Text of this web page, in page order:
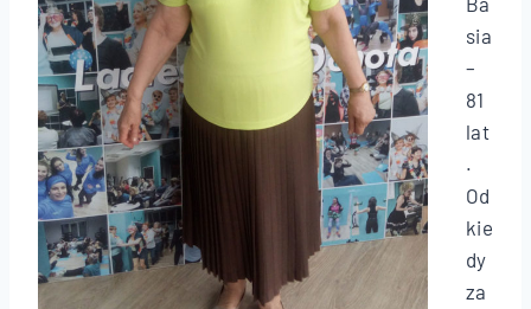
sia
–
81
lat
.
Od
kie
dy
za